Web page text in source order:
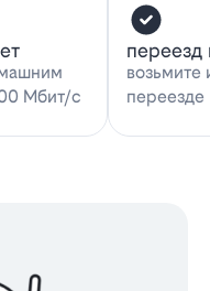
Мбит/с
переезд
возьмите
переезде